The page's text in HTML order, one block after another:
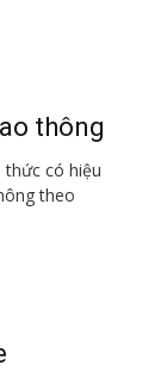
thông
thức có hiệu
theo